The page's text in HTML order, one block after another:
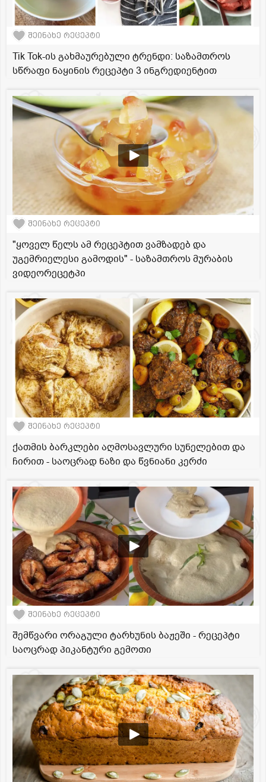
შეინახე რეცეპტი
Tik Tok-ის გახმაურებული ტრენდი: საზამთროს
სწრაფი ნაყინის რეცეპტი 3 ინგრედიენტით
შეინახე რეცეპტი
"ყოველ წელს ამ რეცეპტით ვამზადებ და
უგემრიელესი გამოდის" - საზამთროს მურაბის
ვიდეორეცეტპი
შეინახე რეცეპტი
ქათმის ბარკლები აღმოსავლური სუნელებით და
ჩირით - საოცრად ნაზი და წვნიანი კერძი
შეინახე რეცეპტი
შემწვარი ორაგული ტარხუნის ბაჟეში - რეცეპტი
საოცრად პიკანტური გემოთი